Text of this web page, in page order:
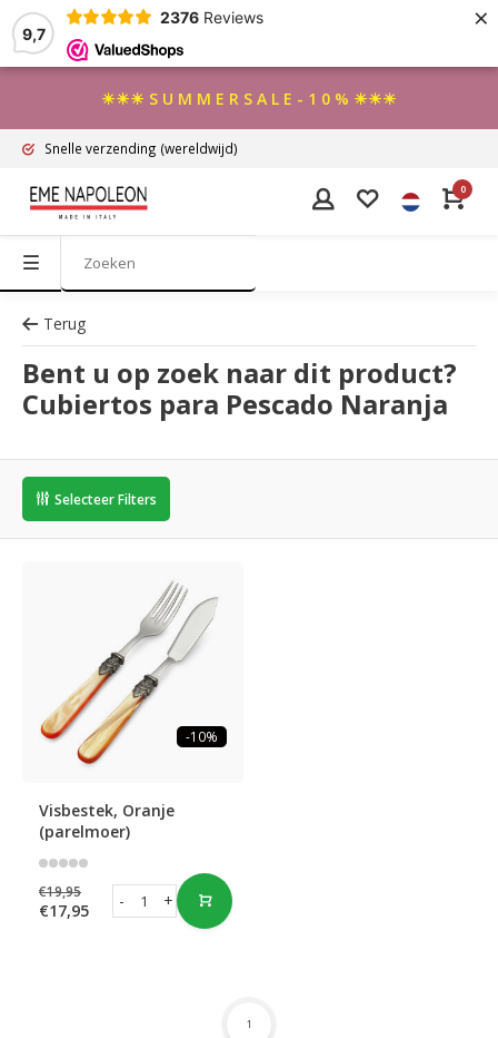
9,7
2376 Reviews ×
☀☀☀ S U M M E R S A L E - 1 0 % ☀☀☀
Snelle verzending (wereldwijd)
0
Terug
Bent u op zoek naar dit product?
Cubiertos para Pescado Naranja
Selecteer Filters
-10%
Visbestek, Oranje
(parelmoer)
€19,95
€17,95 +
-
1